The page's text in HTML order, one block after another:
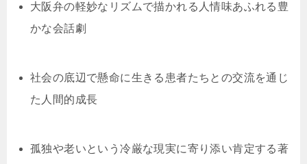
大阪弁の軽妙なリズムで描かれる人情味あふれる豊
かな会話劇
社会の底辺で懸命に生きる患者たちとの交流を通じ
た人間的成長
孤独や老いという冷厳な現実に寄り添い肯定する著